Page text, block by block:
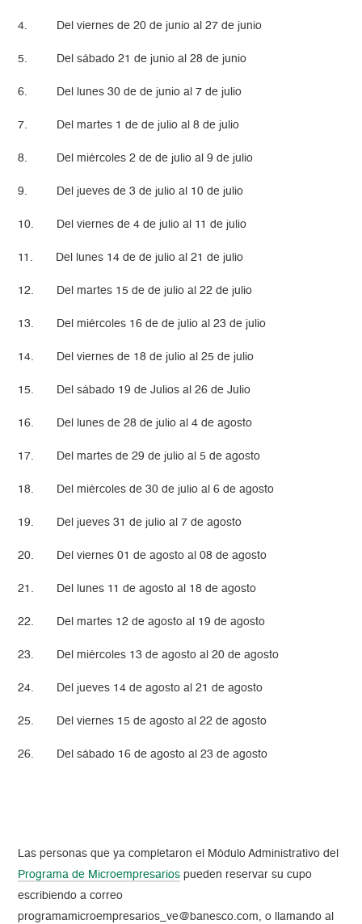
4. Del viernes de 20 de junio al 27 de junio
5. Del sábado 21 de junio al 28 de junio
6. Del lunes 30 de de junio al 7 de julio
7. Del martes 1 de de julio al 8 de julio
8. Del miércoles 2 de de julio al 9 de julio
9. Del jueves de 3 de julio al 10 de julio
10. Del viernes de 4 de julio al 11 de julio
11. Del lunes 14 de de julio al 21 de julio
12. Del martes 15 de de julio al 22 de julio
13. Del miércoles 16 de de julio al 23 de julio
14. Del viernes de 18 de julio al 25 de julio
15. Del sábado 19 de Julios al 26 de Julio
16. Del lunes de 28 de julio al 4 de agosto
17. Del martes de 29 de julio al 5 de agosto
18. Del miércoles de 30 de julio al 6 de agosto
19. Del jueves 31 de julio al 7 de agosto
20. Del viernes 01 de agosto al 08 de agosto
21. Del lunes 11 de agosto al 18 de agosto
22. Del martes 12 de agosto al 19 de agosto
23. Del miércoles 13 de agosto al 20 de agosto
24. Del jueves 14 de agosto al 21 de agosto
25. Del viernes 15 de agosto al 22 de agosto
26. Del sábado 16 de agosto al 23 de agosto
Las personas que ya completaron el Módulo Administrativo del
Programa de Microempresarios pueden reservar su cupo
escribiendo a correo
programamicroempresarios_ve@banesco.com, o llamando al